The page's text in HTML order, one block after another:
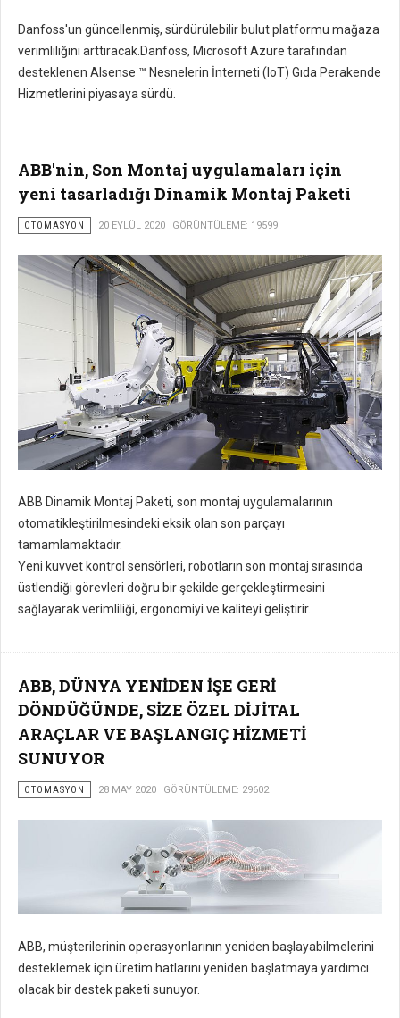
Danfoss'un güncellenmiş, sürdürülebilir bulut platformu mağaza
verimliliğini arttıracak.Danfoss, Microsoft Azure tarafından
desteklenen Alsense ™ Nesnelerin İnterneti (IoT) Gıda Perakende
Hizmetlerini piyasaya sürdü.
ABB'nin, Son Montaj uygulamaları için
yeni tasarladığı Dinamik Montaj Paketi
OTOMASYON 20 EYLÜL 2020 GÖRÜNTÜLEME: 19599
ABB Dinamik Montaj Paketi, son montaj uygulamalarının
otomatikleştirilmesindeki eksik olan son parçayı
tamamlamaktadır.
Yeni kuvvet kontrol sensörleri, robotların son montaj sırasında
üstlendiği görevleri doğru bir şekilde gerçekleştirmesini
sağlayarak verimliliği, ergonomiyi ve kaliteyi geliştirir.
ABB, DÜNYA YENİDEN İŞE GERİ
DÖNDÜĞÜNDE, SİZE ÖZEL DİJİTAL
ARAÇLAR VE BAŞLANGIÇ HİZMETİ
SUNUYOR
OTOMASYON 28 MAY 2020 GÖRÜNTÜLEME: 29602
ABB, müşterilerinin operasyonlarının yeniden başlayabilmelerini
desteklemek için üretim hatlarını yeniden başlatmaya yardımcı
olacak bir destek paketi sunuyor.